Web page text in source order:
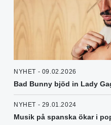
NYHET - 09.02.2026
Bad Bunny bjöd in Lady
NYHET - 29.01.2024
Musik på spanska ökar i